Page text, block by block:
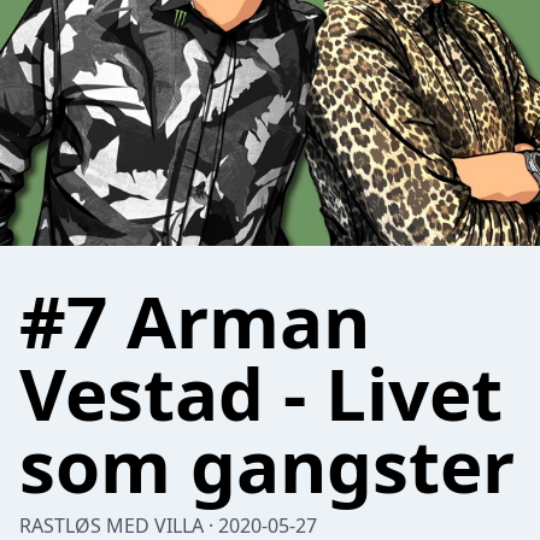
#7 Arman
Vestad - Livet
som gangster
RASTLØS MED VILLA · 2020-05-27